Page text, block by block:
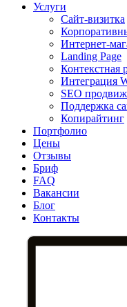
Услуги
Сайт-визитка
Интернет-
Landing Page
Контекстная
Интеграция
SEO
Поддержка
Копирайтинг
Портфолио
Цены
Отзывы
Бриф
FAQ
Вакансии
Блог
Контакты